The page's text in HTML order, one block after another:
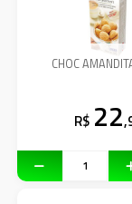
CHOC
R$ 22